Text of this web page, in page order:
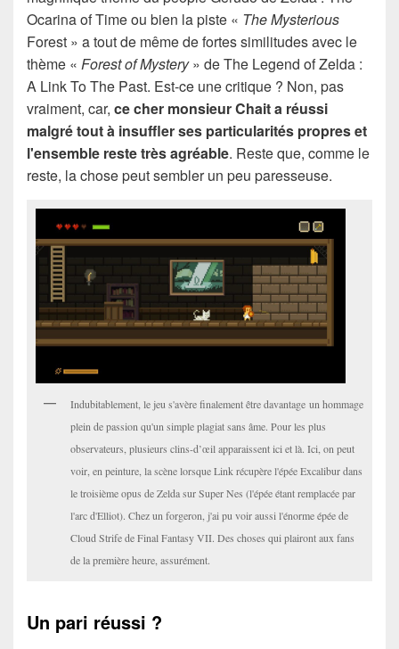
Ocarina of Time ou bien la piste « The Mysterious
Forest » a tout de même de fortes similitudes avec le
thème « Forest of Mystery» de The Legend of Zelda :
A Link To The Past. Est-ce une critique ? Non, pas
vraiment, car, ce cher monsieur Chait a réussi
malgré tout à insuffler ses particularités propres et
l'ensemble reste très agréable. Reste que, comme le
reste, la chose peut sembler un peu paresseuse.
Indubitablement, le jeu s'avère finalement être davantage un hommage
plein de passion qu'un simple plagiat sans âme. Pour les plus
observateurs, plusieurs clins-d’œil apparaissent ici et là. Ici, on peut
voir, en peinture, la scène lorsque Link récupère l'épée Excalibur dans
le troisième opus de Zelda sur Super Nes (l'épée étant remplacée par
l'arc d'Elliot). Chez un forgeron, j'ai pu voir aussi l'énorme épée de
Cloud Strife de Final Fantasy VII. Des choses qui plairont aux fans
de la première heure, assurément.
Un pari réussi ?